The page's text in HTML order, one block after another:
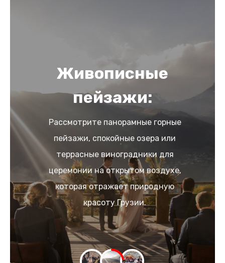
Живописные
пейзажи:
Рассмотрите панорамные горные
пейзажи, спокойные озера или
террасные виноградники для
церемонии на открытом воздухе,
которая отражает природную
красоту Грузии.